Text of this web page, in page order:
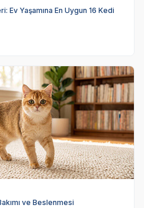
Ev Yaşamına En Uygun 16 Kedi
ve Beslenmesi